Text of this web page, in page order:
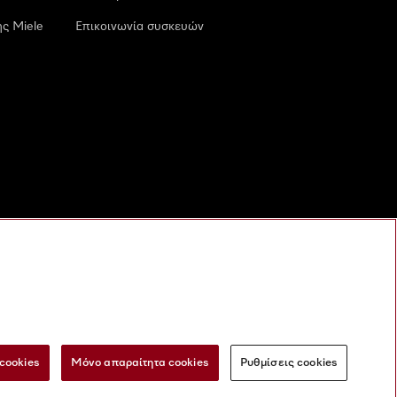
Miele Επικοινωνία συσκευών
ψηφιακές υπηρεσίες Φόρμα Υπαναχώρησης
Μόνο απαραίτητα cookies Ρυθμίσεις cookies